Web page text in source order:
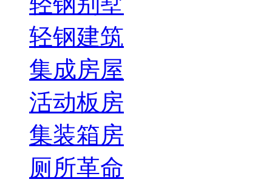
轻钢建筑
集成房屋
活动板房
集装箱房
厕所革命